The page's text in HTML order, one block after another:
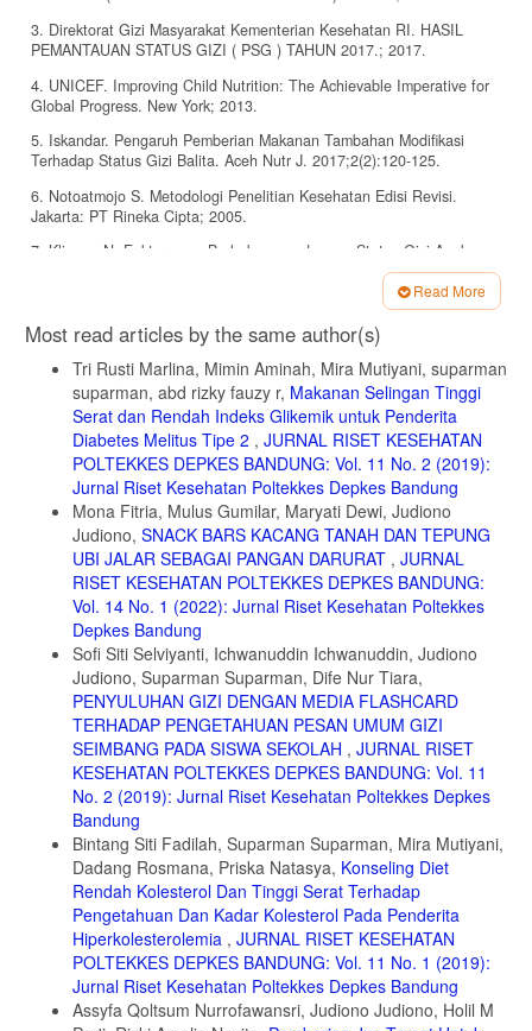
3. Direktorat Gizi Masyarakat Kementerian Kesehatan RI. HASIL
PEMANTAUAN STATUS GIZI ( PSG ) TAHUN 2017.; 2017.
4. UNICEF. Improving Child Nutrition: The Achievable Imperative for
Global Progress. New York; 2013.
5. Iskandar. Pengaruh Pemberian Makanan Tambahan Modifikasi
Terhadap Status Gizi Balita. Aceh Nutr J. 2017;2(2):120-125.
6. Notoatmojo S. Metodologi Penelitian Kesehatan Edisi Revisi.
Jakarta: PT Rineka Cipta; 2005.
7. Klingga N. Faktor yang Berhubungan dengan Status Gizi Anak
Balita di Desa Kolam Kecamatan Percut Sei Tuan Kabupaten Deli
8. Fitriyanti F, Mulyati T. Pengaruh Pemberian Makanan Tambahan
Pemulihan (PMT-P) terhadap Status Gizi Balita Gizi Buruk di Dinas
Kesehatan Kota Semarang. J Gizi Univ Diponegoro. 2012.
9. Staf Pengajar Ilmu Kesehatan Anak FK Universitas Indonesia.
Buku Kuliah Ilmu Kesehatan Anak. 2007.
10. Khasanah NA, Sulistyawati W. Karakteristik Ibu dengan Kejadian
Gizi Kurang pada Balita 6-24 Bulan di Kecamatan Selat , Kapuas
Tahun 2016. Str J Ilm Kesehat. 2018;7(1):1-8.
11. Tosheno D, Adinew YM, Thangavel T, Workie SB. Risk Factors of
Underweight in Children Aged 6 – 59 Months in Ethiopia. 2017.
doi:10.1155/2017/6368746
12. Supariasa IDN, Bakri B, Fajar I. Supariasa, IDN; Bakri, Bachyar;
Fajar, Ibnu. 2002. Penilaian Status Gizi. Jakarta : Buku Kedokteran
EGC. Jakarta: Penerbit Buku Kedokteran EGC; 2002.
13. M. Asfaw, M. Wondaferash, M. Taha and LD. Prevalence of under
nutrition and associated factors among children aged between six to
fifty nine months in Bule Hora district, South Ethiopia. BMC Public
Health. 2015.
14. . Alemayehu, F. Tinsae, K. Haileslassie, Seid O., Gebregziabher
G. and YH. Undernutrition status and associated factors in under-5
children, in Tigray, Northern Ethiopia. Nutrition. 2015;31(7-8):964-
970.
15. K. Mengistu, K. Alemu and BD. Prevalence of malnutrition and
associated factors among children aged 6–59 months at hidabu abote
district, north shewa, Oromia regional state. J Nutr Disord Ther.
01(001):2013.
16. Bush RL. Assessing Childhood Malnutrition in Haiti : Meeting the
United Nations Millennium Development Goal # 4. Glob J Med Public
Heal. 2015;4(2):1-7.
Read More
Article
Details
Most read articles by the same author(s)
Tri Rusti Marlina, Mimin Aminah, Mira Mutiyani, suparman
suparman, abd rizky fauzy r, Makanan Selingan Tinggi
Serat dan Rendah Indeks Glikemik untuk Penderita
Diabetes Melitus Tipe 2 , JURNAL RISET KESEHATAN
POLTEKKES DEPKES BANDUNG: Vol. 11 No. 2 (2019):
Jurnal Riset Kesehatan Poltekkes Depkes Bandung
Mona Fitria, Mulus Gumilar, Maryati Dewi, Judiono
Judiono, SNACK BARS KACANG TANAH DAN TEPUNG
UBI JALAR SEBAGAI PANGAN DARURAT , JURNAL
RISET KESEHATAN POLTEKKES DEPKES BANDUNG:
Vol. 14 No. 1 (2022): Jurnal Riset Kesehatan Poltekkes
Depkes Bandung
Sofi Siti Selviyanti, Ichwanuddin Ichwanuddin, Judiono
Judiono, Suparman Suparman, Dife Nur Tiara,
PENYULUHAN GIZI DENGAN MEDIA FLASHCARD
TERHADAP PENGETAHUAN PESAN UMUM GIZI
SEIMBANG PADA SISWA SEKOLAH , JURNAL RISET
KESEHATAN POLTEKKES DEPKES BANDUNG: Vol. 11
No. 2 (2019): Jurnal Riset Kesehatan Poltekkes Depkes
Bandung
Bintang Siti Fadilah, Suparman Suparman, Mira Mutiyani,
Dadang Rosmana, Priska Natasya, Konseling Diet
Rendah Kolesterol Dan Tinggi Serat Terhadap
Pengetahuan Dan Kadar Kolesterol Pada Penderita
Hiperkolesterolemia , JURNAL RISET KESEHATAN
POLTEKKES DEPKES BANDUNG: Vol. 11 No. 1 (2019):
Jurnal Riset Kesehatan Poltekkes Depkes Bandung
Assyfa Qoltsum Nurrofawansri, Judiono Judiono, Holil M